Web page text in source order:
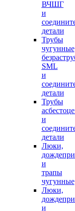
ВЧШГ
и
детали
Трубы
чугунные
SML
и
детали
Трубы
и
детали
Люки,
и
трапы
чугунные
Люки,
и